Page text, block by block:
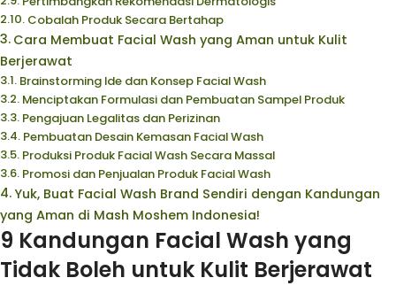
Cobalah Produk Secara Bertahap
Cara Membuat Facial Wash yang Aman untuk Kulit
Berjerawat
Brainstorming Ide dan Konsep Facial Wash
Menciptakan Formulasi dan Pembuatan Sampel Produk
Pengajuan Legalitas dan Perizinan
Pembuatan Desain Kemasan Facial Wash
Produksi Produk Facial Wash Secara Massal
Promosi dan Penjualan Produk Facial Wash
Yuk, Buat Facial Wash Brand Sendiri dengan Kandungan
yang Aman di Mash Moshem Indonesia!
9 Kandungan Facial Wash yang
Tidak Boleh untuk Kulit Berjerawat